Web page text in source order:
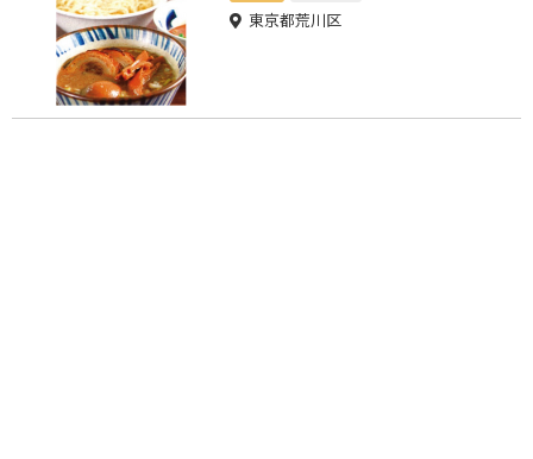
東京都荒川区